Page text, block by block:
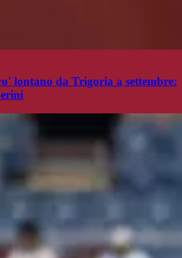
lontano da Trigoria a settembre: